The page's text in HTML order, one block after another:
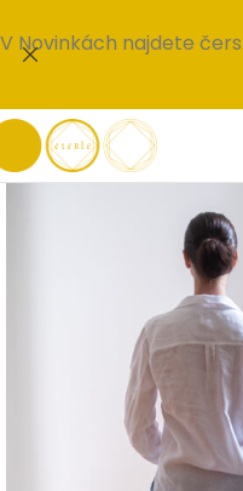
V Novinkách najdete